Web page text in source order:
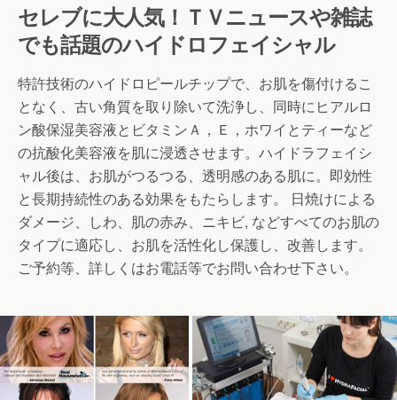
セレブに大人気！ＴＶニュースや雑誌
でも話題のハイドロフェイシャル
特許技術のハイドロピールチップで、お肌を傷付けるこ
となく、古い角質を取り除いて洗浄し、同時にヒアルロ
ン酸保湿美容液とビタミンＡ，Ｅ，ホワイとティーなど
の抗酸化美容液を肌に浸透させます。ハイドラフェイシ
ャル後は、お肌がつるつる、透明感のある肌に。即効性
と長期持続性のある効果をもたらします。 日焼けによる
ダメージ、しわ、肌の赤み、ニキビ, などすべてのお肌の
タイプに適応し、お肌を活性化し保護し、改善します。
ご予約等、詳しくはお電話等でお問い合わせ下さい。